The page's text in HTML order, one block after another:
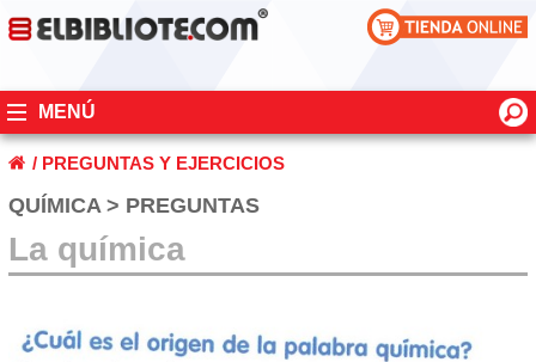
MENÚ
/ PREGUNTAS Y EJERCICIOS
QUÍMICA > PREGUNTAS
La química